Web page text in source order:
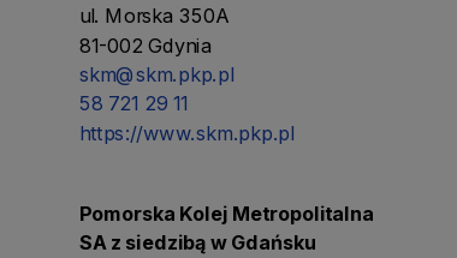
ul. Morska 350A
81-002 Gdynia
skm@skm.pkp.pl
58 721 29 11
https://www.skm.pkp.pl
Pomorska Kolej Metropolitalna
SA z siedzibą w Gdańsku